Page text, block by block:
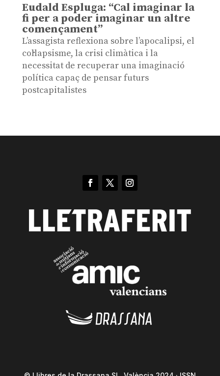
Eudald Espluga: “Cal imaginar la
fi per a poder imaginar un altre
començament”
L’assagista reflexiona sobre l’apocalipsi, el
col·lapsisme, la crisi climàtica i la
necessitat de recuperar una imaginació
política capaç de pensar futurs
postcapitalistes